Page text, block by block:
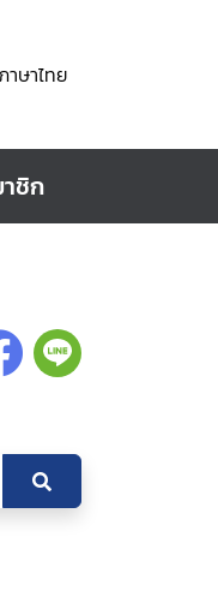
าษาไทย
ชิก